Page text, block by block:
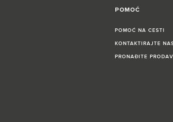
POMOĆ
POMOĆ NA CESTI
KONTAKTIRAJTE
PRONAĐITE